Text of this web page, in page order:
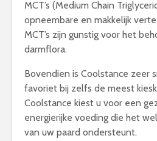
MCT’s (Medium Chain
opneembare en makkelijk
MCT’s zijn gunstig voor het
darmflora.
Bovendien is Coolstance zeer
favoriet bij zelfs de meest
Coolstance kiest u voor een
energierijke voeding die het
van uw paard ondersteunt.